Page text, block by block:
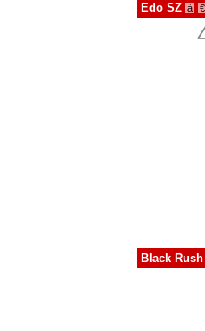
Edo SZ à €
Black Rush